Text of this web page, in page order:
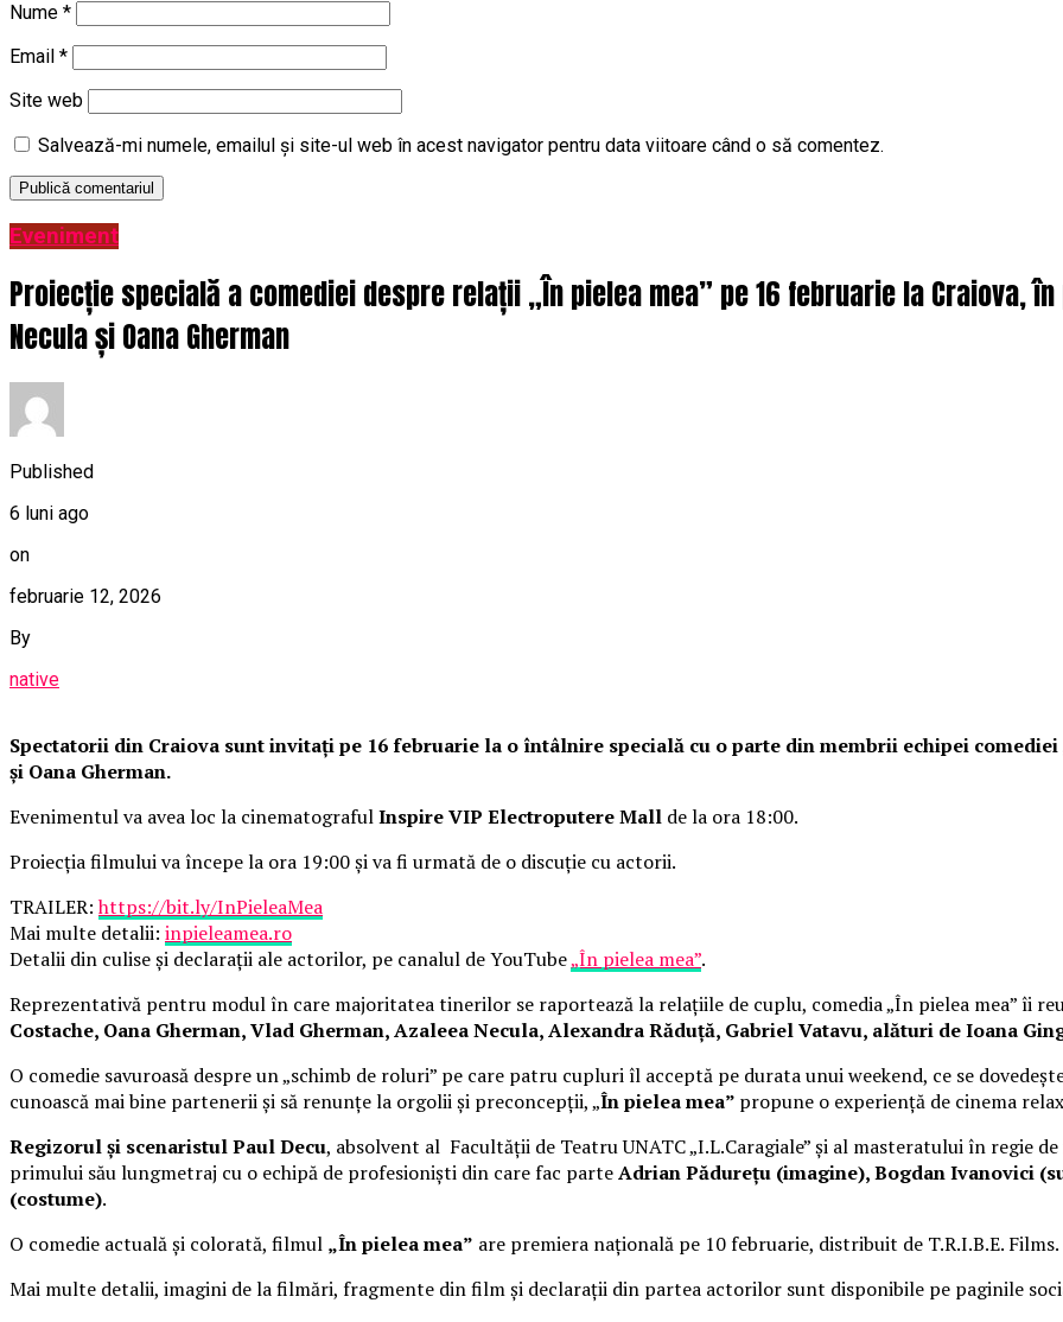
Nume *
Email *
Site web
Salvează-mi numele, emailul și site-ul web în acest navigator pentru data viitoare când o să comentez.
Eveniment
Proiecție specială a comediei despre relații „În pielea mea” pe 16 februarie la Craiova,
Necula și Oana Gherman
Published
6 luni ago
on
februarie 12, 2026
By
native
Spectatorii din Craiova sunt invitați pe 16 februarie la o întâlnire specială cu o parte din membrii echipei
și Oana Gherman.
Evenimentul va avea loc la cinematografulInspire VIP Electroputere Mall de la ora 18:00.
Proiecția filmului va începe la ora 19:00 și va fi urmată de o discuție cu actorii.
TRAILER:https://bit.ly/InPieleaMea
Mai multe detalii: inpieleamea.ro
Detalii din culise și declarații ale actorilor, pe canalul de YouTube„În pielea mea”.
Reprezentativă pentru modul în care majoritatea tinerilor se raportează la relațiile de cuplu, comedia „În pielea mea” îi
Costache, Oana Gherman, Vlad Gherman, Azaleea Necula, Alexandra Răduță, Gabriel Vatavu, alături de Ioana
O comedie savuroasă despre un „schimb de roluri” pe care patru cupluri îl acceptă pe durata unui weekend, ce se
cunoască mai bine partenerii și să renunțe la orgolii și preconcepții, „În pielea mea” propune o experiență de cinema
Regizorul și scenaristul Paul Decu, absolvent al Facultății de Teatru UNATC „I.L.Caragiale” și al masteratului în regie
primului său lungmetraj cu o echipă de profesioniști din care fac parteAdrian Pădurețu (imagine), Bogdan Ivanovici
(costume).
O comedie actuală și colorată, filmul „În pielea mea” are premiera națională pe 10 februarie, distribuit de T.R.I.B.E. Films.
Mai multe detalii, imagini de la filmări, fragmente din film și declarații din partea actorilor sunt disponibile pe paginile